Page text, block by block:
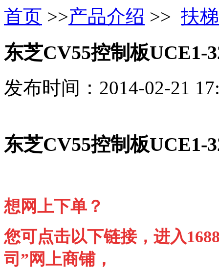
首页 >>产品介绍 >> 扶
东芝CV55控制板UCE1-
发布时间：2014-02-21
东芝CV55控制板UCE1-
想网上下单？
您可点击以下链接，进入
司”网上商铺，